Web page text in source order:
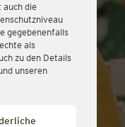
auch die
gegebenenfalls
als
zu den Details
unseren